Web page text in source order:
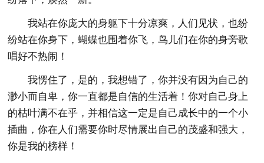
我站在你庞大的身躯下十分凉爽，人们见状，也纷
纷站在你身下，蝴蝶也围着你飞，鸟儿们在你的身旁歌
唱好不热闹！
我愣住了，是的，我想错了，你并没有因为自己的
渺小而自卑，你一直都是自信的生活着！你对自己身上
的枯叶满不在乎，并相信这一定是自己成长中的一个小
插曲，你在人们需要你时尽情展出自己的茂盛和强大，
你是我的榜样！